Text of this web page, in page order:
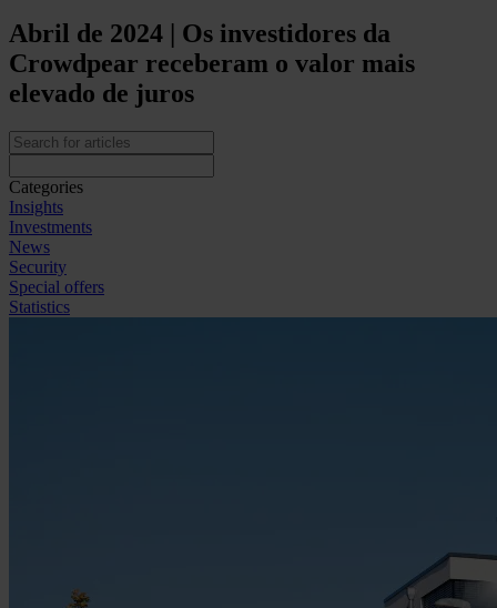
Abril de 2024 | Os investidores da
Crowdpear receberam o valor mais
elevado de juros
Categories
Insights
Investments
News
Security
Special offers
Statistics